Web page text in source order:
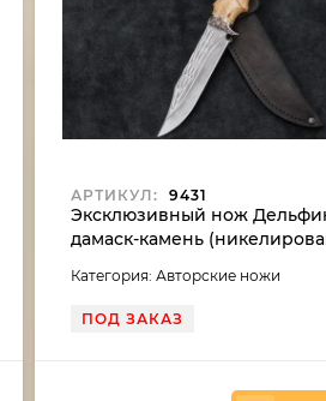
АРТИКУЛ: 9431
Эксклюзивный нож
дамаск-камень
мельхиор
Категория: Авторские ножи
ПОД ЗАКАЗ